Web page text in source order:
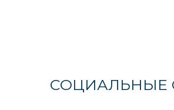
СОЦИАЛЬНЫЕ